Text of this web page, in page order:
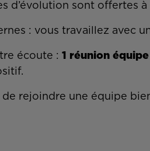
d’évolution sont offertes
: vous travaillez avec
écoute : 1 réunion
de rejoindre une équipe